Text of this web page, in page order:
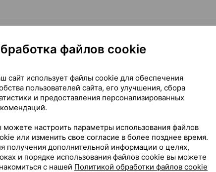
полностью
Фарма маркет солюшнс Латвия
файлов cookie
сайт использует файлы cookie для обеспечения
пользователей сайта, его улучшения, сбора
и предоставления персонализированных
можете настроить параметры использования файлов
или изменить свое согласие в более позднее время.
получения дополнительной информации о целях,
и порядке использования файлов cookie вы можете
с нашей Политикой обработки файлов cookie